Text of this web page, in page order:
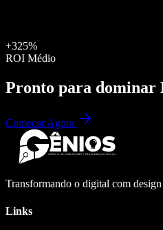
+325%
ROI Médio
Pronto para dominar
Começar Agora
Transformando o digital com
Links